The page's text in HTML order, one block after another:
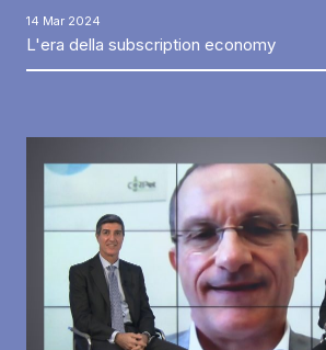
14 Mar 2024
L'era della subscription economy